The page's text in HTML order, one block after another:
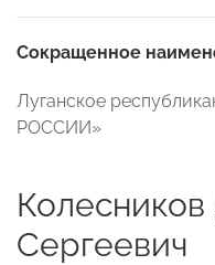
Сокращенное
Луганское
РОССИИ»
Сергеевич